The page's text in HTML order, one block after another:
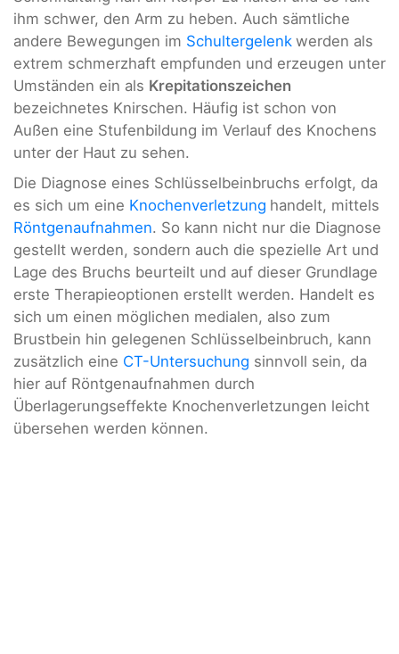
ihm schwer, den Arm zu heben. Auch sämtliche
andere Bewegungen im Schultergelenk werden als
extrem schmerzhaft empfunden und erzeugen unter
Umständen ein als Krepitationszeichen
bezeichnetes Knirschen. Häufig ist schon von
Außen eine Stufenbildung im Verlauf des Knochens
unter der Haut zu sehen.
Die Diagnose eines Schlüsselbeinbruchs erfolgt, da
es sich um eine Knochenverletzung handelt, mittels
Röntgenaufnahmen. So kann nicht nur die Diagnose
gestellt werden, sondern auch die spezielle Art und
Lage des Bruchs beurteilt und auf dieser Grundlage
erste Therapieoptionen erstellt werden. Handelt es
sich um einen möglichen medialen, also zum
Brustbein hin gelegenen Schlüsselbeinbruch, kann
zusätzlich eine CT-Untersuchung sinnvoll sein, da
hier auf Röntgenaufnahmen durch
Überlagerungseffekte Knochenverletzungen leicht
übersehen werden können.